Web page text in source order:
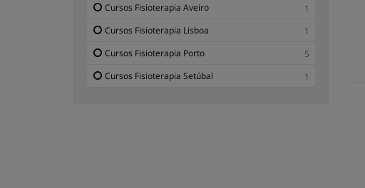
Cursos Fisioterapia Aveiro
1
Cursos Fisioterapia Lisboa
1
Cursos Fisioterapia Porto
5
Cursos Fisioterapia Setúbal
1